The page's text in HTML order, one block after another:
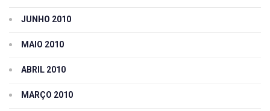
JUNHO 2010
MAIO 2010
ABRIL 2010
MARÇO 2010